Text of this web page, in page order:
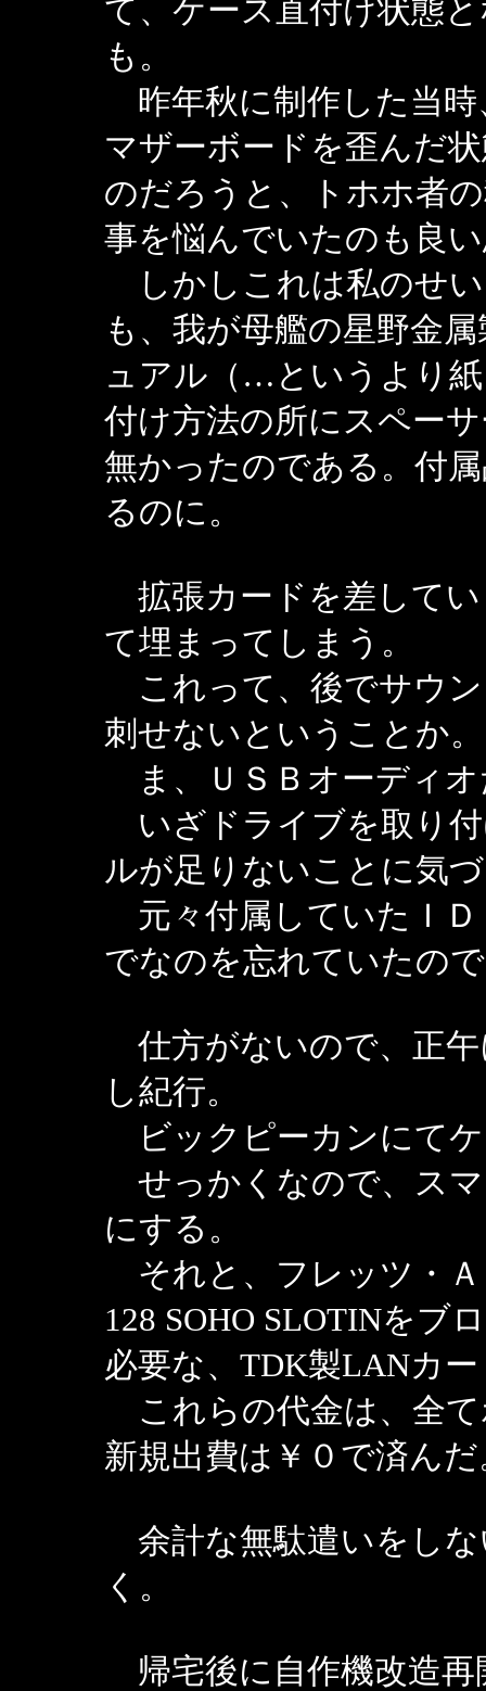
て、ケース直付け状態
も。
昨年秋に制作した当
マザーボードを歪んだ
のだろうと、トホホ者
事を悩んでいたのも良
しかしこれは私のせ
も、我が母艦の星野金
ュアル（…というより
付け方法の所にスペー
無かったのである。付
るのに。
拡張カードを差して
て埋まってしまう。
これって、後でサウ
刺せないということか。
ま、ＵＳＢオーディ
いざドライブを取り
ルが足りないことに気
元々付属していたＩ
でなのを忘れていたの
仕方がないので、正午
し紀行。
ビックピーカンにて
せっかくなので、ス
にする。
それと、フレッツ・
128 SOHO SLOTINをブ
必要な、TDK製LANカ
これらの代金は、全
新規出費は￥０で済んだ
余計な無駄遣いをしな
く。
帰宅後に自作機改造再